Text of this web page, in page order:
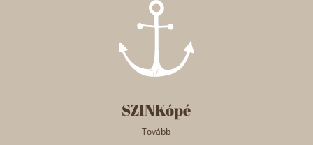
SZINKópé
Tovább